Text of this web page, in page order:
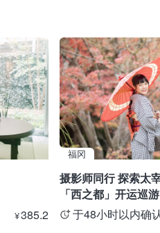
¥385.2
福冈
摄影师同行 探索太
于48小时以内确